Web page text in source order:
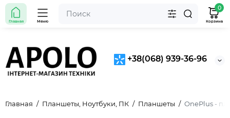
+38(068) 939-36-96
Главная Меню
0
Корзина
Главная Планшеты, Ноутбуки, ПК Планшеты OnePlus -